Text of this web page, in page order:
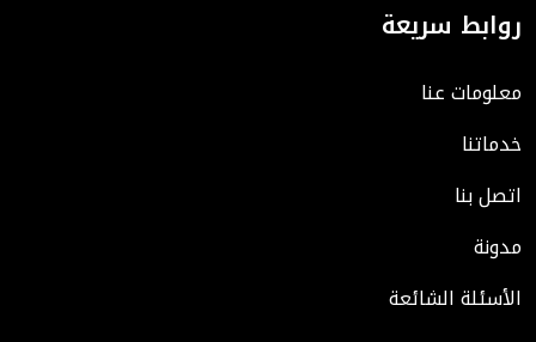
روابط سريعة
معلومات عنا
خدماتنا
اتصل بنا
مدونة
الأسئلة الشائعة